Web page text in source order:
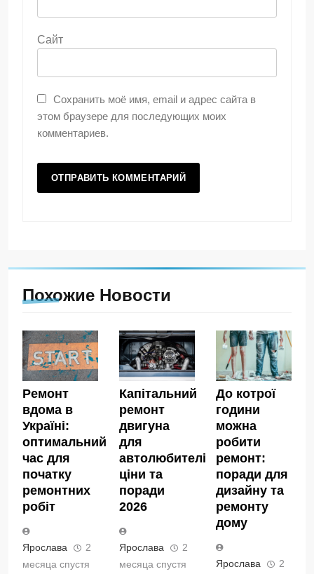
Сайт
Сохранить моё имя, email и адрес сайта в
этом браузере для последующих моих
комментариев.
Похожие Новости
Ремонт
вдома в
Україні:
оптимальний
час для
початку
ремонтних
робіт
Ярослава
2
месяца спустя
Капітальний
ремонт
двигуна
для
автолюбителів:
ціни та
поради
2026
Ярослава
2
месяца спустя
До котрої
години
можна
робити
ремонт:
поради для
дизайну та
ремонту
дому
Ярослава 2